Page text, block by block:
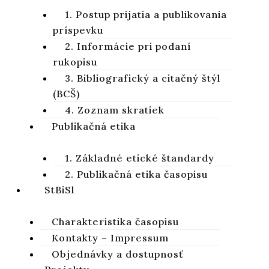
1. Postup prijatia a publikovania
príspevku
2. Informácie pri podaní
rukopisu
3. Bibliografický a citačný štýl
(BCŠ)
4. Zoznam skratiek
Publikačná etika
1. Základné etické štandardy
2. Publikačná etika časopisu
StBiSl
Charakteristika časopisu
Kontakty – Impressum
Objednávky a dostupnosť
Vavrinec Radoslav MITRO, OP
ročník 14, číslo 2, 2022, strany 251-257
https://doi.org/10.64438/sbsBVGF5633
Publikované online:
Publikované tlačou:2022-12-30